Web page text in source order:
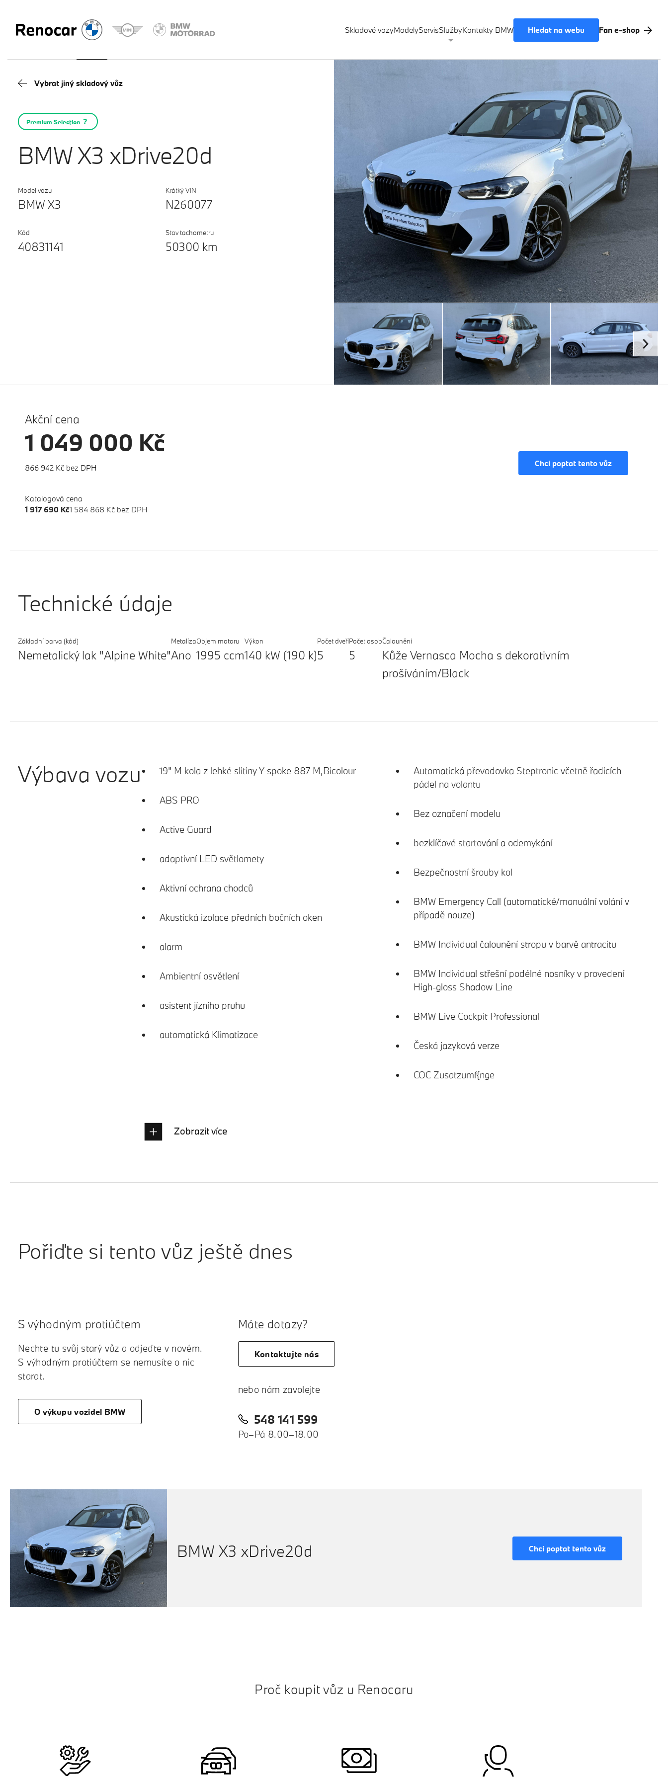
Skladové vozyModelyServisSlužby
BMW Premium Selection
Testovací jízda
Finanční služby
M Performance
Kontakty BMW Hledat na webu Fan e-shop
Vybrat jiný skladový vůz
Premium Selection
BMW X3 xDrive20d
Model vozu
BMW X3
Krátký VIN
N260077
Kód
40831141
Stav tachometru
50300 km
Akční cena
1 049 000 Kč
866 942 Kč bez DPH
Katalogová cena
1 917 690 Kč1 584 868 Kč bez DPH
Chci poptat tento vůz
Technické údaje
Základní barva (kód)
Nemetalický lak "Alpine White"
Metalíza
Ano
Objem motoru
1995 ccm
Výkon
140 kW (190 k)
Počet dveří
5
Počet osob
5
Čalounění
Kůže Vernasca Mocha s dekorativním
prošíváním/Black
Výbava vozu 19" M kola z lehké slitiny Y-spoke 887 M,Bicolour
ABS PRO
Active Guard
adaptivní LED světlomety
Aktivní ochrana chodců
Akustická izolace předních bočních oken
alarm
Ambientní osvětlení
asistent jízního pruhu
automatická Klimatizace
Automatická převodovka Steptronic včetně řadicích
pádel na volantu
Bez označení modelu
bezklíčové startování a odemykání
Bezpečnostní šrouby kol
BMW Emergency Call (automatické/manuální volání v
případě nouze)
BMW Individual čalounění stropu v barvě antracitu
BMW Individual střešní podélné nosníky v provedení
High-gloss Shadow Line
BMW Live Cockpit Professional
Česká jazyková verze
COC Zusatzumf{nge
Zobrazit více
Pořiďte si tento vůz ještě dnes
S výhodným protiúčtem
Nechte tu svůj starý vůz a odjeďte v novém.
S výhodným protiúčtem se nemusíte o nic
starat.
O výkupu vozidel BMW
Máte dotazy?
Kontaktujte nás
nebo nám zavolejte
548 141 599
Po–Pá 8.00–18.00
BMW X3 xDrive20d Chci poptat tento vůz
Proč koupit vůz u Renocaru